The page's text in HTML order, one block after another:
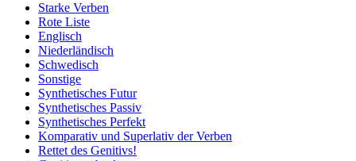
Starke Verben
Rote Liste
Englisch
Niederländisch
Schwedisch
Sonstige
Synthetisches Futur
Synthetisches Passiv
Synthetisches Perfekt
Komparativ und Superlativ der Verben
Rettet des Genitivs!